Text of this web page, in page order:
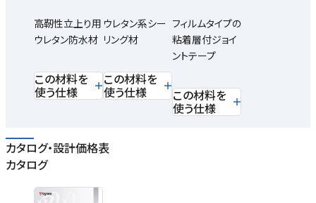
高靭性立上り用
ウレタン防水材
この材料を
使う仕様
ウレタン系シー
リング材
この材料を
使う仕様
フィルムタイプの
粘着層付ジョイ
ントテープ
この材料を
使う仕様
カタログ・設計価格表
カタログ